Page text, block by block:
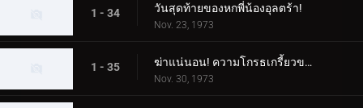
1 - 34 วันสุดท้ายของหกพี่น้องอุลตร้า!
Nov. 23, 1973
1 - 35 ฆ่าแน่นอน! ความโกรธเกรี้ยวของทาโร่!
Nov. 30, 1973